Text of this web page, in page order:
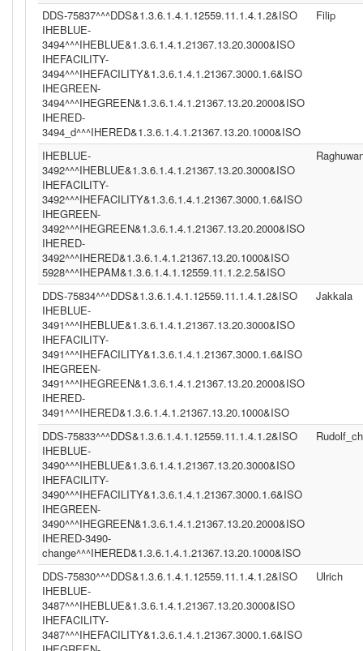
DDS-75837^^^DDS&1.3.6.1.4.1.12559.11.1.4.1.2&ISO
IHEBLUE-
3494^^^IHEBLUE&1.3.6.1.4.1.21367.13.20.3000&ISO
IHEFACILITY-
3494^^^IHEFACILITY&1.3.6.1.4.1.21367.3000.1.6&ISO
IHEGREEN-
3494^^^IHEGREEN&1.3.6.1.4.1.21367.13.20.2000&ISO
IHERED-
3494_d^^^IHERED&1.3.6.1.4.1.21367.13.20.1000&ISO
Filip
IHEBLUE-
3492^^^IHEBLUE&1.3.6.1.4.1.21367.13.20.3000&ISO
IHEFACILITY-
3492^^^IHEFACILITY&1.3.6.1.4.1.21367.3000.1.6&ISO
IHEGREEN-
3492^^^IHEGREEN&1.3.6.1.4.1.21367.13.20.2000&ISO
IHERED-
3492^^^IHERED&1.3.6.1.4.1.21367.13.20.1000&ISO
5928^^^IHEPAM&1.3.6.1.4.1.12559.11.1.2.2.5&ISO
DDS-75834^^^DDS&1.3.6.1.4.1.12559.11.1.4.1.2&ISO
IHEBLUE-
3491^^^IHEBLUE&1.3.6.1.4.1.21367.13.20.3000&ISO
IHEFACILITY-
3491^^^IHEFACILITY&1.3.6.1.4.1.21367.3000.1.6&ISO
IHEGREEN-
3491^^^IHEGREEN&1.3.6.1.4.1.21367.13.20.2000&ISO
IHERED-
3491^^^IHERED&1.3.6.1.4.1.21367.13.20.1000&ISO
Jakkala
DDS-75833^^^DDS&1.3.6.1.4.1.12559.11.1.4.1.2&ISO
IHEBLUE-
3490^^^IHEBLUE&1.3.6.1.4.1.21367.13.20.3000&ISO
IHEFACILITY-
3490^^^IHEFACILITY&1.3.6.1.4.1.21367.3000.1.6&ISO
IHEGREEN-
3490^^^IHEGREEN&1.3.6.1.4.1.21367.13.20.2000&ISO
IHERED-3490-
change^^^IHERED&1.3.6.1.4.1.21367.13.20.1000&ISO
DDS-75830^^^DDS&1.3.6.1.4.1.12559.11.1.4.1.2&ISO
IHEBLUE-
3487^^^IHEBLUE&1.3.6.1.4.1.21367.13.20.3000&ISO
IHEFACILITY-
3487^^^IHEFACILITY&1.3.6.1.4.1.21367.3000.1.6&ISO
Ulrich